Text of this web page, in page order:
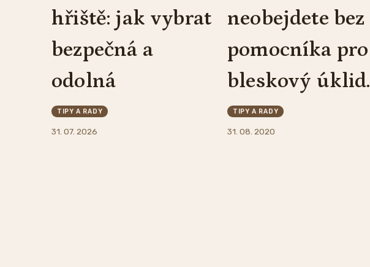
hřiště: jak vybrat
bezpečná a
odolná
TIPY A RADY
31. 07. 2026
neobejdete bez
pomocníka pro
bleskový úklid.
TIPY A RADY
31. 08. 2020